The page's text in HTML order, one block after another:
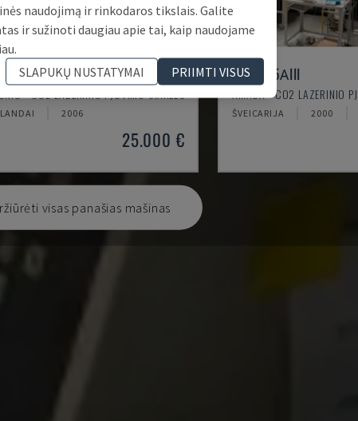
3015
- CO2 LAZERINIO PJOVIMO STAKLĖS
2006
25.000 €
LC-2415ΑIII
AMADA - CO2 LAZERINIO
ŠVEICARIJA 2000
visas panašias mašinas
naudojimą ir rinkodaros tikslais. Galite
ir sužinoti daugiau apie tai, kaip naudojame
SLAPUKŲ NUSTATYMAI
PRIIMTI VISUS